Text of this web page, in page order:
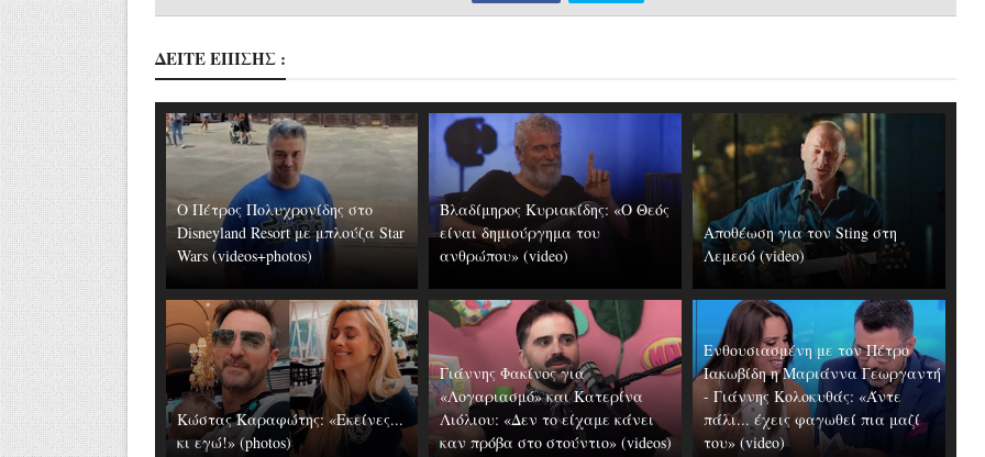
ΔΕΙΤΕ ΕΠΙΣΗΣ :
Ο Πέτρος Πολυχρονίδης στο
Disneyland Resort με μπλούζα Star
Wars (videos+photos)
Βλαδίμηρος Κυριακίδης: «Ο Θεός
είναι δημιούργημα του
ανθρώπου» (video)
Αποθέωση για τον Sting στη
Λεμεσό (video)
Κώστας Καραφώτης: «Εκείνες...
κι εγώ!» (photos)
Γιάννης Φακίνος για
«Λογαριασμό» και Κατερίνα
Λιόλιου: «Δεν το είχαμε κάνει
καν πρόβα στο στούντιο» (videos)
Ενθουσιασμένη με τον Πέτρο
Ιακωβίδη η Μαριάννα Γεωργαντή
- Γιάννης Κολοκυθάς: «Άντε
πάλι... έχεις φαγωθεί πια μαζί
του» (video)